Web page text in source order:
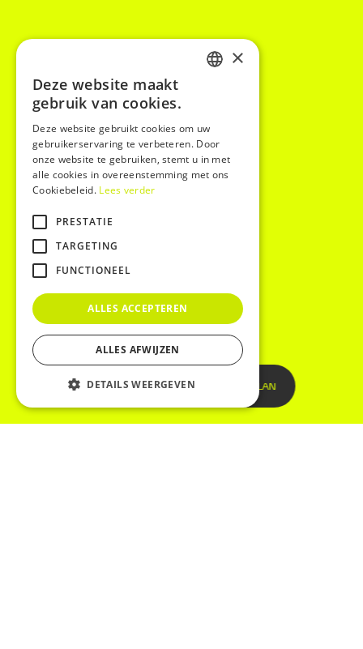
START UW MOBILITEITSPLAN
FRENCH
×
Deze website maakt
gebruik van cookies.
Deze website gebruikt cookies om uw
gebruikerservaring te verbeteren. Door
onze website te gebruiken, stemt u in met
alle cookies in overeenstemming met ons
Cookiebeleid. Lees verder
PRESTATIE
TARGETING
FUNCTIONEEL
ALLES ACCEPTEREN
ALLES AFWIJZEN
DETAILS WEERGEVEN